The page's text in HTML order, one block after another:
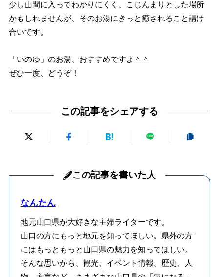
少し山間に入ってわかりにくく、こじんまりとした場所
かもしれませんが、そのお湯にきっと癒されること請け
合いです。
「いのゆ」のお湯、おすすめですよ＾＾
ぜひ一度、どうぞ！
この記事をシェアする
この記事を書いた人
なんたん
地元山口県が大好きな主婦ライターです。
山口の方にもっと地元を知ってほしい。県外の方
にはもっともっと山口県の魅力を知ってほしい。
そんな思いから、観光、イベント情報、歴史、人